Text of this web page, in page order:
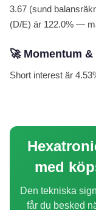
3.67 (sund
(D/E) är 122.0% —
🚀 Momentum
Short interest är
med
Den tekniska
får du besked